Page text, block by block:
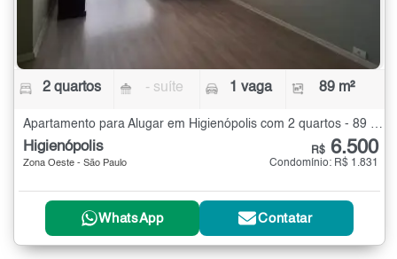
2 quartos - suíte 1 vaga 89 m²
Apartamento para Alugar em Higienópolis com 2 quartos - 89 m²
Higienópolis
Zona Oeste - São Paulo
R$ 6.500
Condomínio: R$ 1.831
WhatsApp Contatar